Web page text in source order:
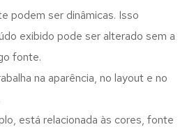
podem ser dinâmicas. Isso
exibido pode ser alterado sem a
fonte.
na aparência, no layout e no
está relacionada às cores, fonte